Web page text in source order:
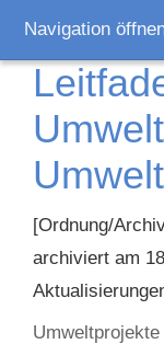
Navigation
[Ordnung/
archiviert am